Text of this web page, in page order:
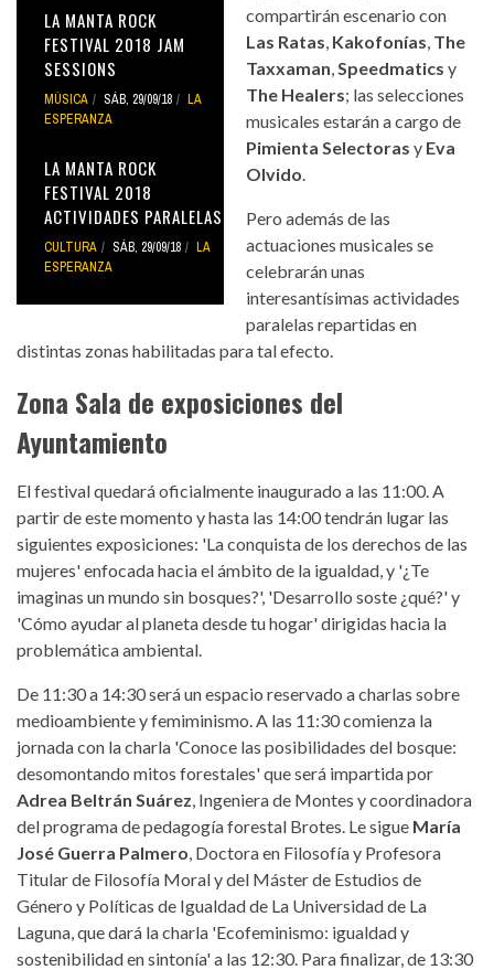
LA MANTA ROCK
FESTIVAL 2018 JAM
SESSIONS
MÚSICA SÁB, 29/09/18
LA
ESPERANZA
LA MANTA ROCK
FESTIVAL 2018
ACTIVIDADES PARALELAS
CULTURA SÁB, 29/09/18
LA
ESPERANZA
compartirán escenario con
Las Ratas, Kakofonías, The
Taxxaman,Speedmaticsy
The Healers; las selecciones
musicales estarán a cargo de
Pimienta Selectoras y Eva
Olvido.
Pero además de las
actuaciones musicales se
celebrarán unas
interesantísimas actividades
paralelas repartidas en
distintas zonas habilitadas para tal efecto.
Zona Sala de exposiciones del
Ayuntamiento
El festival quedará oficialmente inaugurado a las 11:00. A
partir de este momento y hasta las 14:00 tendrán lugar las
siguientes exposiciones: 'La conquista de los derechos de las
mujeres' enfocada hacia el ámbito de la igualdad, y '¿Te
imaginas un mundo sin bosques?', 'Desarrollo soste ¿qué?' y
'Cómo ayudar al planeta desde tu hogar' dirigidas hacia la
problemática ambiental.
De 11:30 a 14:30 será un espacio reservado a charlas sobre
medioambiente y femiminismo. A las 11:30 comienza la
jornada con la charla 'Conoce las posibilidades del bosque:
desomontando mitos forestales' que será impartida por
Adrea Beltrán Suárez, Ingeniera de Montes y coordinadora
del programa de pedagogía forestal Brotes. Le sigue María
José Guerra Palmero, Doctora en Filosofía y Profesora
Titular de Filosofía Moral y del Máster de Estudios de
Género y Políticas de Igualdad de La Universidad de La
Laguna, que dará la charla 'Ecofeminismo: igualdad y
sostenibilidad en sintonía' a las 12:30. Para finalizar, de 13:30